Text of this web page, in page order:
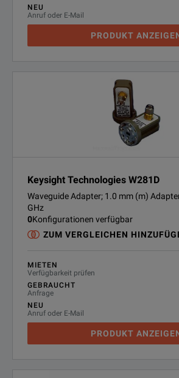
NEU
Anruf oder E-Mail
PRODUKT
Keysight Technologies W281D
Waveguide Adapter; 1.0 mm (m)
GHz
0Konfigurationen verfügbar
ZUM VERGLEICHEN
MIETEN
Verfügbarkeit prüfen
GEBRAUCHT
Anfrage
NEU
Anruf oder E-Mail
PRODUKT